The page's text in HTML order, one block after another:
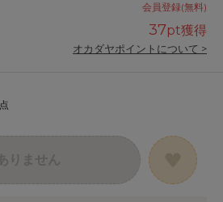
会員登録(無料)
37pt獲得
オカダヤポイントについて >
点